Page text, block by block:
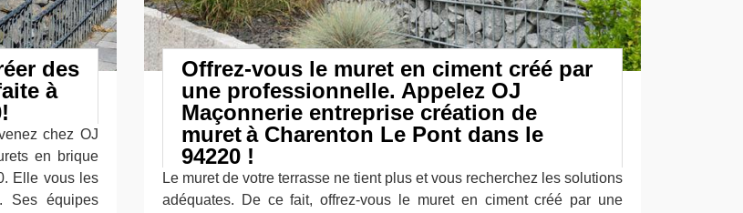
des
à
chez OJ
en brique
Elle vous les
Ses équipes
Offrez-vous le muret en ciment créé par
une professionnelle. Appelez OJ
Maçonnerie entreprise création de
muret à Charenton Le Pont dans le
94220 !
Le muret de votre terrasse ne tient plus et vous recherchez les solutions
adéquates. De ce fait, offrez-vous le muret en ciment créé par une